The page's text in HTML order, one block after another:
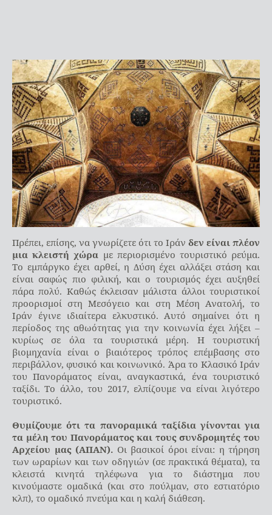
Πρέπει, επίσης, να γνωρίζετε ότι το Ιράν δεν είναι πλέον
μια κλειστή χώρα με περιορισμένο τουριστικό ρεύμα.
Το εμπάργκο έχει αρθεί, η Δύση έχει αλλάξει στάση και
είναι σαφώς πιο φιλική, και ο τουρισμός έχει αυξηθεί
πάρα πολύ. Καθώς έκλεισαν μάλιστα άλλοι τουριστικοί
προορισμοί στη Μεσόγειο και στη Μέση Ανατολή, το
Ιράν έγινε ιδιαίτερα ελκυστικό. Αυτό σημαίνει ότι η
περίοδος της αθωότητας για την κοινωνία έχει λήξει –
κυρίως σε όλα τα τουριστικά μέρη. Η τουριστική
βιομηχανία είναι ο βιαιότερος τρόπος επέμβασης στο
περιβάλλον, φυσικό και κοινωνικό. Άρα το Κλασικό Ιράν
του Πανοράματος είναι, αναγκαστικά, ένα τουριστικό
ταξίδι. Το άλλο, του 2017, ελπίζουμε να είναι λιγότερο
τουριστικό.
Θυμίζουμε ότι τα πανοραμικά ταξίδια γίνονται για
τα μέλη του Πανοράματος και τους συνδρομητές του
Αρχείου μας (ΑΠΑΝ). Οι βασικοί όροι είναι: η τήρηση
των ωραρίων και των οδηγιών (σε πρακτικά θέματα), τα
κλειστά κινητά τηλέφωνα για το διάστημα που
κινούμαστε ομαδικά (και στο πούλμαν, στο εστιατόριο
κλπ), το ομαδικό πνεύμα και η καλή διάθεση.